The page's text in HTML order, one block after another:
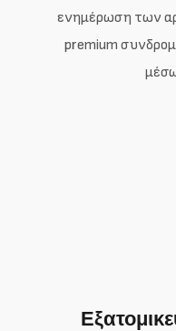
ενημέρωση των
premium